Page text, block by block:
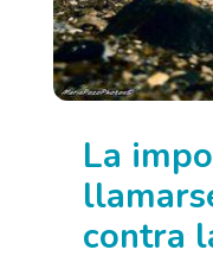
La
contra